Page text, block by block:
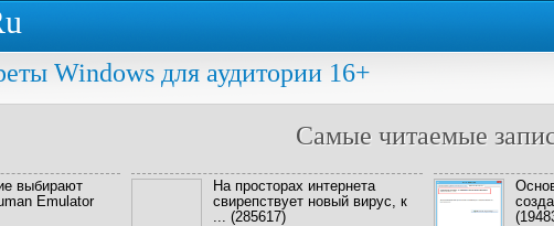
Windows для аудитории 16+
Самые читаемые
выбирают
Emulator
На просторах интернета
свирепствует новый вирус, к
... (285617)